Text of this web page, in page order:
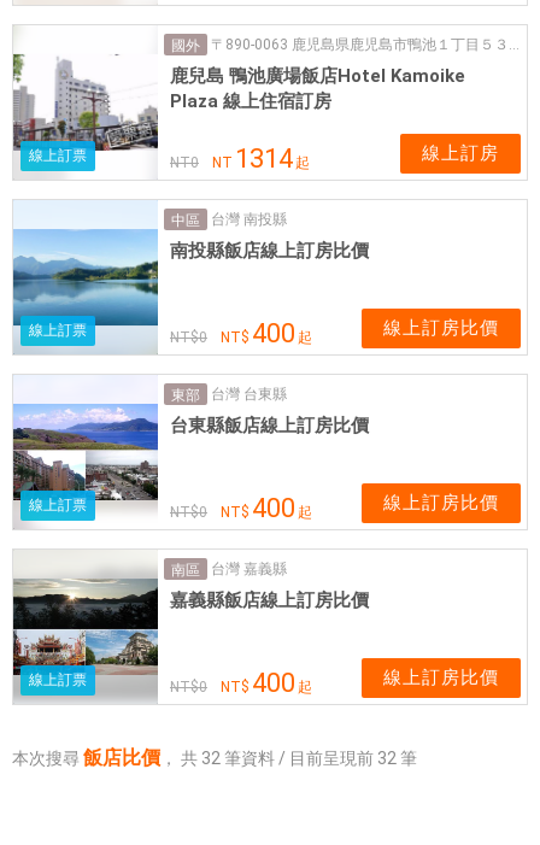
線上訂票
國外 〒890-0063 鹿児島県鹿児島市鴨池１丁目５３−2
鹿兒島 鴨池廣場飯店Hotel Kamoike
Plaza 線上住宿訂房
NT0 NT 1314 起 線上訂房
線上訂票
中區 台灣 南投縣
南投縣飯店線上訂房比價
NT$0 NT$ 400 起 線上訂房比價
線上訂票
東部 台灣 台東縣
台東縣飯店線上訂房比價
NT$0 NT$ 400 起 線上訂房比價
線上訂票
南區 台灣 嘉義縣
嘉義縣飯店線上訂房比價
NT$0 NT$ 400 起 線上訂房比價
本次搜尋 飯店比價 ， 共 32 筆資料 / 目前呈現前 32 筆